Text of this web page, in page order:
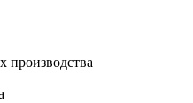
производства